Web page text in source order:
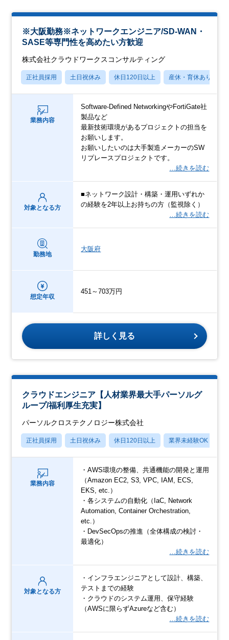
※大阪勤務※ネットワークエンジニア/SD-WAN・
SASE等専門性を高めたい方歓迎
株式会社クラウドワークスコンサルティング
正社員採用 土日祝休み 休日120日以上 産休・育休あり
業務内容
Software-Defined NetworkingやFortiGate社
製品など
最新技術環境があるプロジェクトの担当を
お願いします。
お願いしたいのは大手製造メーカーのSW
リプレースプロジェクトです。
…続きを読む
対象となる方
■ネットワーク設計・構築・運用いずれか
の経験を2年以上お持ちの方（監視除く）
…続きを読む
勤務地
大阪府
想定年収
451～703万円
詳しく見る
クラウドエンジニア【人材業界最大手パーソルグ
ループ/福利厚生充実】
パーソルクロステクノロジー株式会社
正社員採用 土日祝休み 休日120日以上 業界未経験OK
業務内容
・AWS環境の整備、共通機能の開発と運用
（Amazon EC2, S3, VPC, IAM, ECS,
EKS, etc.）
・各システムの自動化（IaC, Network
Automation, Container Orchestration,
etc.）
・DevSecOpsの推進（全体構成の検討・
最適化）
…続きを読む
対象となる方
・インフラエンジニアとして設計、構築、
テストまでの経験
・クラウドのシステム運用、保守経験
（AWSに限らずAzureなど含む）
…続きを読む